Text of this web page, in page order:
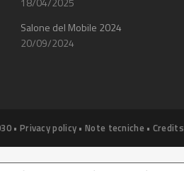
Salone del Mobile 2024
20/09/2024
• Privacy policy •Note tecniche • Credits